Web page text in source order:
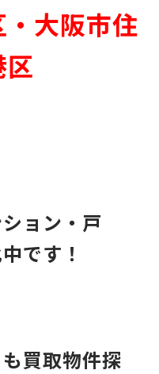
大阪市住
ョン・戸
です！
買取物件探